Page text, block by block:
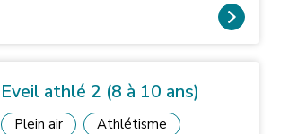
Eveil athlé 2 (8 à 10 ans)
Plein air
Athlétisme